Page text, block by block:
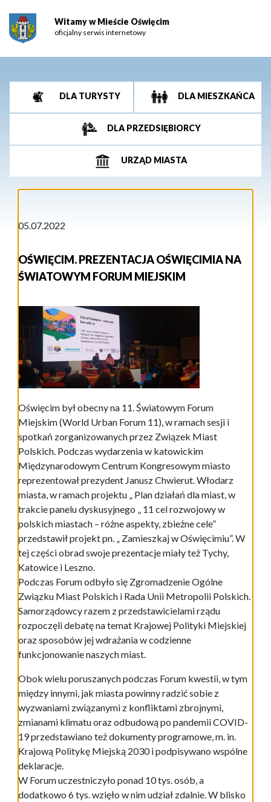
Witamy w Mieście Oświęcim
oficjalny serwis internetowy
DLA TURYSTY DLA MIESZKAŃCA
DLA PRZEDSIĘBIORCY
URZĄD MIASTA
05.07.2022
OŚWIĘCIM. PREZENTACJA OŚWIĘCIMIA NA
ŚWIATOWYM FORUM MIEJSKIM
Oświęcim był obecny na 11. Światowym Forum
Miejskim (World Urban Forum 11), w ramach sesji i
spotkań zorganizowanych przez Związek Miast
Polskich. Podczas wydarzenia w katowickim
Międzynarodowym Centrum Kongresowym miasto
reprezentował prezydent Janusz Chwierut. Włodarz
miasta, w ramach projektu „ Plan działań dla miast, w
trakcie panelu dyskusyjnego „ 11 cel rozwojowy w
polskich miastach – różne aspekty, zbieżne cele”
przedstawił projekt pn. „ Zamieszkaj w Oświęcimiu”. W
tej części obrad swoje prezentacje miały też Tychy,
Katowice i Leszno.
Podczas Forum odbyło się Zgromadzenie Ogólne
Związku Miast Polskich i Rada Unii Metropolii Polskich.
Samorządowcy razem z przedstawicielami rządu
rozpoczęli debatę na temat Krajowej Polityki Miejskiej
oraz sposobów jej wdrażania w codzienne
funkcjonowanie naszych miast.
Obok wielu poruszanych podczas Forum kwestii, w tym
między innymi, jak miasta powinny radzić sobie z
wyzwaniami związanymi z konfliktami zbrojnymi,
zmianami klimatu oraz odbudową po pandemii COVID-
19 przedstawiano też dokumenty programowe, m. in.
Krajową Politykę Miejską 2030 i podpisywano wspólne
deklaracje.
W Forum uczestniczyło ponad 10 tys. osób, a
dodatkowo 6 tys. wzięło w nim udział zdalnie. W blisko